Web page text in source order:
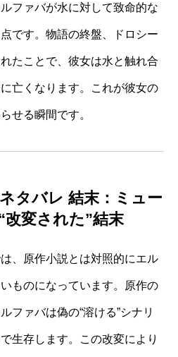
ファバが水に対して致命的な
です。物語の終盤、ドロシー
たことで、彼女は水と触れ合
亡くなります。これが彼女の
せる瞬間です。
タバレ 結末：ミュー
改変された”結末
、原作小説とは対照的にエル
ものになっています。原作の
ファバは偽の“溶ける”シナリ
生存します。この改変により